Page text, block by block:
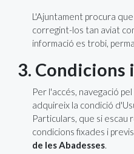
L'Ajuntament procura
corregint-los tan aviat
informació es trobi,
3. Condicions
Per l'accés, navegació
adquireix la condició
Particulars, que si escau
condicions fixades i
de les Abadesses.